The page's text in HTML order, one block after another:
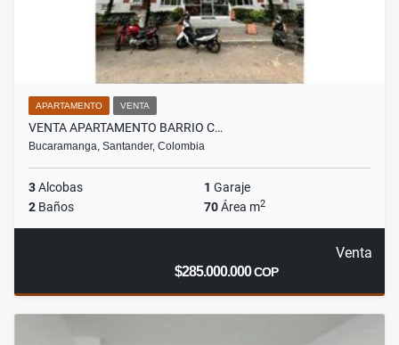
APARTAMENTO VENTA
VENTA APARTAMENTO BARRIO C…
Bucaramanga, Santander, Colombia
3Alcobas 1 Garaje
2 Baños 70Área m2
Venta
$285.000.000COP